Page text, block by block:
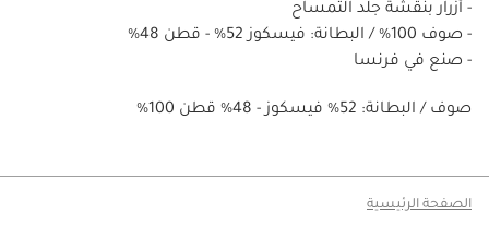
- أزرار بنقشة جلد التمساح
- صوف 100% / البطانة: فيسكوز 52% - قطن 48%
- صنع في فرنسا
%100 صوف / البطانة: 52% فيسكوز - 48% قطن
الصفحة الرئيسية